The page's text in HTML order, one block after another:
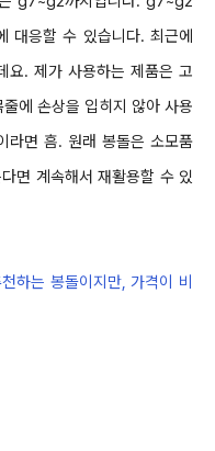
대응할 수 있습니다.최근에
요. 제가 사용하는 제품은 고
줄에 손상을 입히지 않아 사용
라면 흠. 원래 봉돌은 소모품
면 계속해서 재활용할 수 있
하는 봉돌이지만,가격이 비